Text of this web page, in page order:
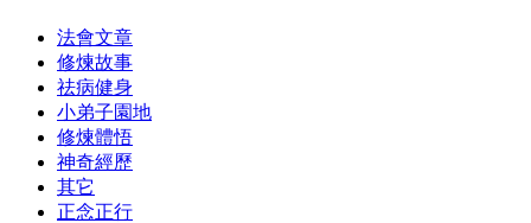
法會文章
修煉故事
祛病健身
小弟子園地
修煉體悟
神奇經歷
其它
正念正行